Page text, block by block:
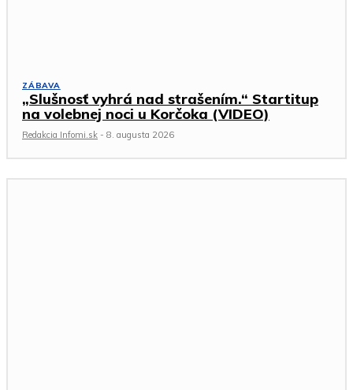
ZÁBAVA
„Slušnosť vyhrá nad strašením.“ Startitup
na volebnej noci u Korčoka (VIDEO)
Redakcia Infomi.sk - 8. augusta 2026